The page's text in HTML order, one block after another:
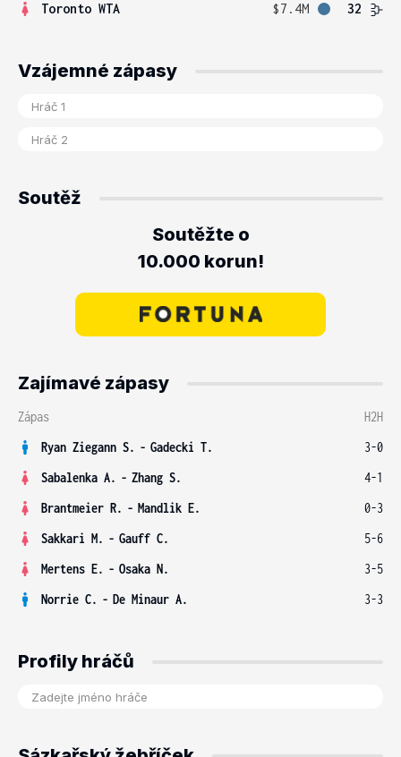
Toronto WTA
$7.4M 32
Vzájemné zápasy
Soutěž
Soutěžte o
10.000 korun!
Zajímavé zápasy
Zápas
H2H
Ryan Ziegann S. - Gadecki T.
3-0
Sabalenka A. - Zhang S.
4-1
Brantmeier R. - Mandlik E.
0-3
Sakkari M. - Gauff C.
5-6
Mertens E. - Osaka N.
3-5
Norrie C. - De Minaur A. 3-3
Profily hráčů